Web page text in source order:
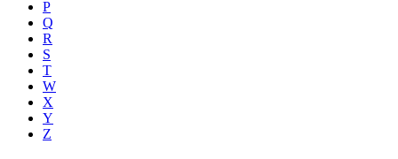
P
Q
R
S
T
W
X
Y
Z